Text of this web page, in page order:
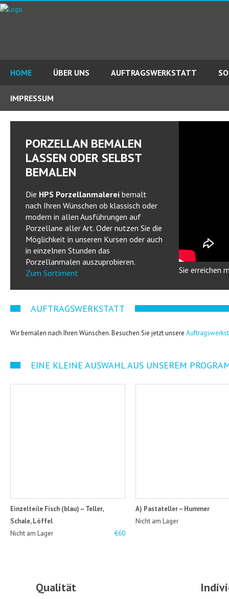
HOME ÜBER UNS AUFTRAGSWERKSTATT
IMPRESSUM
PORZELLAN BEMALEN
LASSEN ODER SELBST
BEMALEN
Die HPS Porzellanmalerei bemalt
nach Ihren Wünschen ob klassisch oder
modern in allen Ausführungen auf
Porzellane aller Art. Oder nutzen Sie die
Möglichkeit in unseren Kursen oder auch
in einzelnen Stunden das
Porzellanmalen auszuprobieren.
Zum Sortiment
Sie erreichen
AUFTRAGSWERKSTATT
Wir bemalen nach Ihren Wünschen. Besuchen Sie jetzt unsere
EINE KLEINE AUSWAHL AUS UNSEREM
Einzelteile Fisch (blau) – Teller,
Schale, Löffel
€60
Nicht am Lager
A) Pastateller – Hummer
Nicht am Lager
Qualität